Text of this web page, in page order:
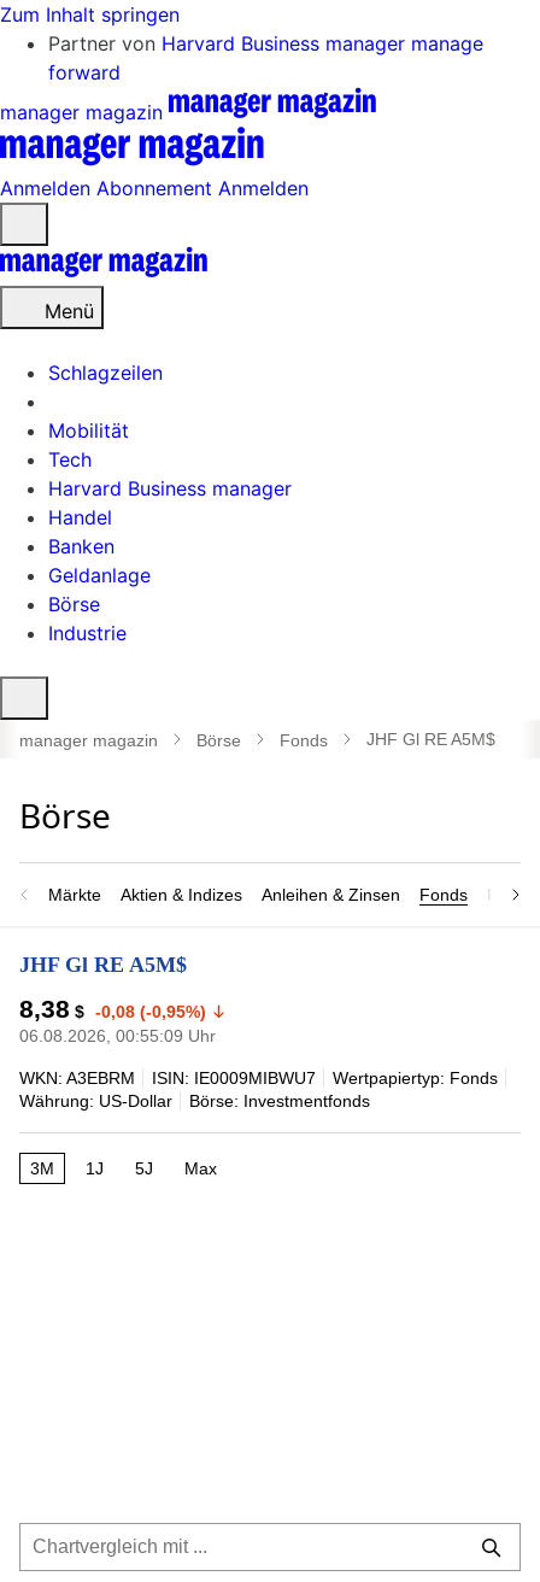
Zum Inhalt springen
Partner von Harvard Business manager manage
forward
manager magazin
Anmelden Abonnement Anmelden
öffnen
Menü
Schlagzeilen
Mobilität
Tech
Harvard Business manager
Handel
Banken
Geldanlage
Börse
Industrie
öffnen
manager magazin Börse Fonds JHF Gl RE A5M$
Märkte Aktien & Indizes Anleihen & Zinsen Fonds
JHF Gl RE A5M$
8,38 $ -0,08 (-0,95%)
06.08.2026, 00:55:09 Uhr
WKN: A3EBRM ISIN: IE0009MIBWU7
Wertpapiertyp: Fonds
Währung: US-Dollar
Börse: Investmentfonds
3M 1J 5J Max